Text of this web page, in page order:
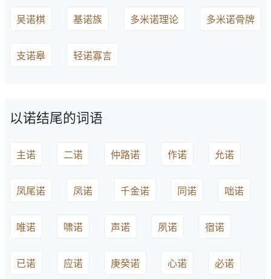
吴诺棋 基诺族 多米诺理论 多米诺骨牌
支诺皋 轻诺寡言
以诺结尾的词语
主诺 二诺 仲路诺 作诺 允诺
凤尾诺 凤诺 千金诺 同诺 咄诺
唯诺 啸诺 声诺 夙诺 宿诺
已诺 应诺 庚癸诺 心诺 必诺